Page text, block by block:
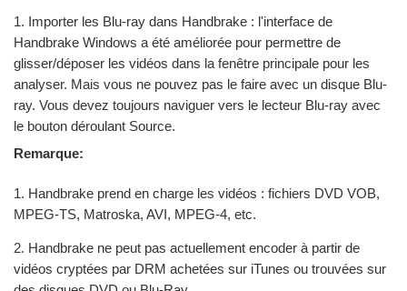
1. Importer les Blu-ray dans Handbrake : l'interface de
Handbrake Windows a été améliorée pour permettre de
glisser/déposer les vidéos dans la fenêtre principale pour les
analyser. Mais vous ne pouvez pas le faire avec un disque Blu-
ray. Vous devez toujours naviguer vers le lecteur Blu-ray avec
le bouton déroulant Source.
Remarque:
1. Handbrake prend en charge les vidéos : fichiers DVD VOB,
MPEG-TS, Matroska, AVI, MPEG-4, etc.
2. Handbrake ne peut pas actuellement encoder à partir de
vidéos cryptées par DRM achetées sur iTunes ou trouvées sur